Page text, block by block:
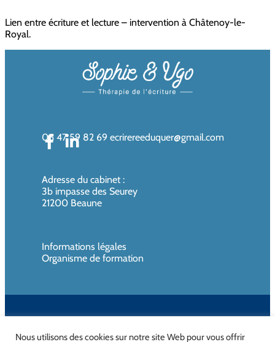
Lien entre écriture et lecture – intervention à Châtenoy-le-
Royal.
06 47 59 82 69 ecrirereeduquer@gmail.com
Adresse du cabinet :
3b impasse des Seurey
21200 Beaune
Informations légales
Organisme de formation
Nous utilisons des cookies sur notre site Web pour vous offrir